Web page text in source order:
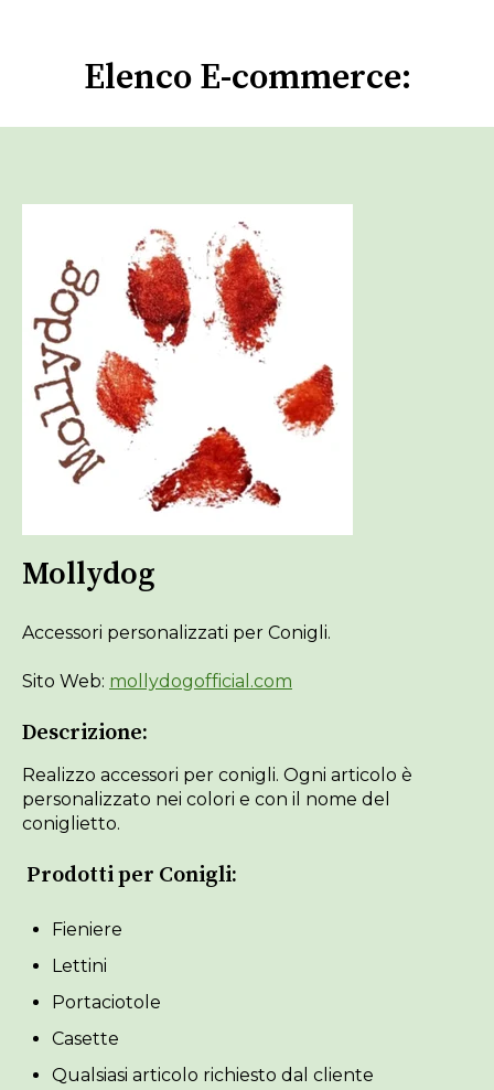
Elenco E-commerce:
Mollydog
Accessori personalizzati per Conigli.
Sito Web: mollydogofficial.com
Descrizione:
Realizzo accessori per conigli. Ogni articolo è
personalizzato nei colori e con il nome del
coniglietto.
Prodotti per Conigli:
Fieniere
Lettini
Portaciotole
Casette
Qualsiasi articolo richiesto dal cliente